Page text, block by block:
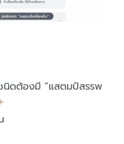
สนุก
ได้
นิดต้องมี “แสตมป์สรรพ
บน